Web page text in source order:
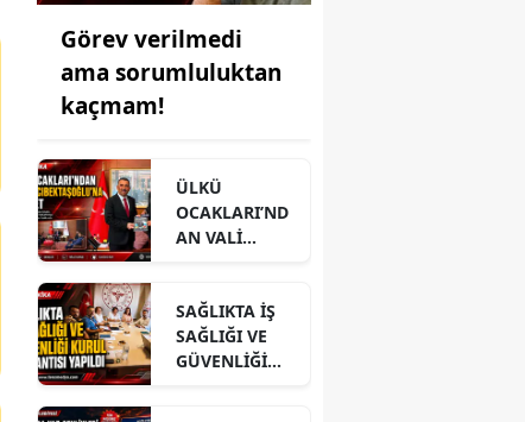
Görev verilmedi
ama sorumluluktan
kaçmam!
ÜLKÜ
OCAKLARI’ND
AN VALİ
ZİYARET
SAĞLIKTA İŞ
SAĞLIĞI VE
GÜVENLİĞİ